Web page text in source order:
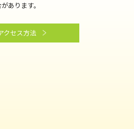
あります。
クセス方法